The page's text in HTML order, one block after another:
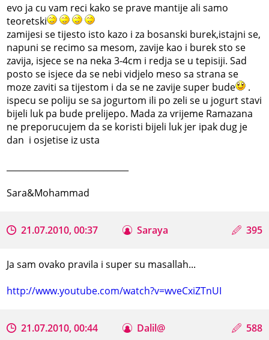
evo ja cu vam reci kako se prave mantije ali samo
teoretski
zamijesi se tijesto isto kazo i za bosanski burek,istajni se,
napuni se recimo sa mesom, zavije kao i burek sto se
zavija, isjece se na neka 3-4cm i redja se u tepisiji. Sad
posto se isjece da se nebi vidjelo meso sa strana se
moze zaviti sa tijestom i da se ne zavije super bude
.
ispecu se poliju se sa jogurtom ili po zeli se u jogurt stavi
bijeli luk pa bude prelijepo. Mada za vrijeme Ramazana
ne preporucujem da se koristi bijeli luk jer ipak dug je
dan i osjetise iz usta
Sara&Mohammad
21.07.2010, 00:37 Saraya 395
Ja sam ovako pravila i super su masallah...
http://www.youtube.com/watch?v=wveCxiZTnUI
21.07.2010, 00:44 Dalil@ 588